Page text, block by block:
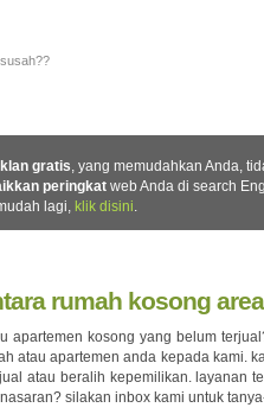
gratis, yang memudahkan Anda,
peringkat web Anda di search
lagi, klik disini.
rumah kosong
apartemen kosong yang belum
atau apartemen anda kepada kami.
atau beralih kepemilikan. layanan
silakan inbox kami untuk